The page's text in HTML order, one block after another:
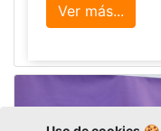
Ver más...